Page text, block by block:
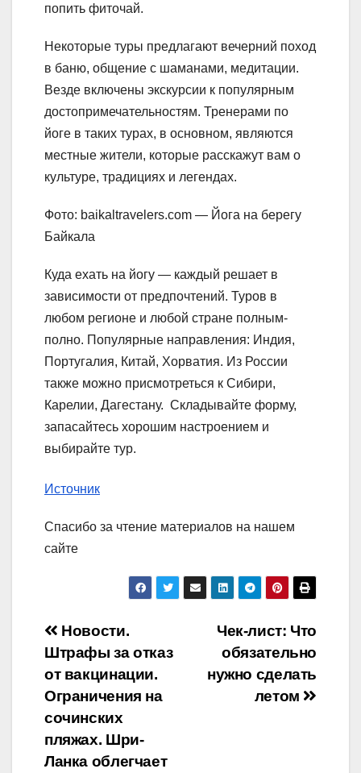
попить фиточай.
Некоторые туры предлагают вечерний поход
в баню, общение с шаманами, медитации.
Везде включены экскурсии к популярным
достопримечательностям. Тренерами по
йоге в таких турах, в основном, являются
местные жители, которые расскажут вам о
культуре, традициях и легендах.
Фото: baikaltravelers.com — Йога на берегу
Байкала
Куда ехать на йогу — каждый решает в
зависимости от предпочтений. Туров в
любом регионе и любой стране полным-
полно. Популярные направления: Индия,
Португалия, Китай, Хорватия. Из России
также можно присмотреться к Сибири,
Карелии, Дагестану. Складывайте форму,
запасайтесь хорошим настроением и
выбирайте тур.
Источник
Спасибо за чтение материалов на нашем
сайте
Навигация
по
записям
Чек-лист: Что
обязательно
нужно сделать
летом
Новости.
Штрафы за отказ
от вакцинации.
Ограничения на
сочинских
пляжах. Шри-
Ланка облегчает